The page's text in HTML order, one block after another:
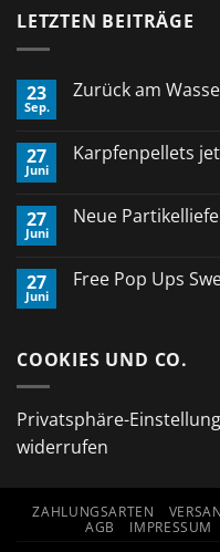
LETZTEN BEITRÄGE
23
Sep.
Zurück am
Zurück
Simon
T.
27
Juni
Karpfenpellets
Karpfenpellets
27
Juni
Neue
Neue
27
Juni
Free Pop Ups
Pop
COOKIES UND CO.
Privatsphäre-
widerrufen
ZAHLUNGSARTEN
AGB
IMPRESSUM